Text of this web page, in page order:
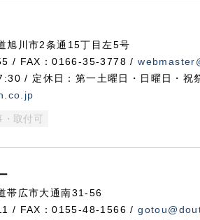
川市2条通15丁目左5号
/ FAX：0166-35-3778 /
/ 定休日：第一土曜日・日曜日・祝
・取付可
広市大通南31-56
/ FAX：0155-48-1566 /